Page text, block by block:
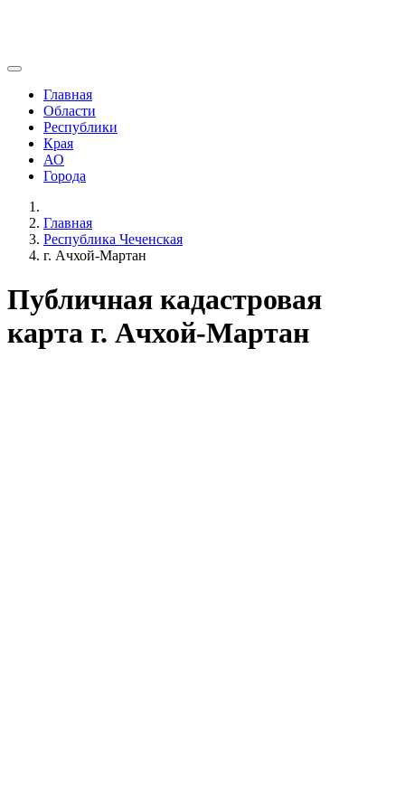
Главная
Области
Республики
Края
АО
Города
Главная
Республика Чеченская
г. Ачхой-Мартан
Публичная кадастровая
карта г. Ачхой-Мартан